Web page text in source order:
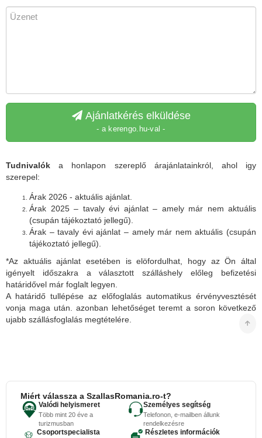
Ajánlatkérés elküldése
- a kerengo.hu-val -
Tudnivalók a honlapon szereplő árajánlatainkról, ahol igy
szerepel:
Árak 2026 - aktuális ajánlat.
Árak 2025 – tavaly évi ajánlat – amely már nem aktuális
(csupán tájékoztató jellegű).
Árak – tavaly évi ajánlat – amely már nem aktuális (csupán
tájékoztató jellegű).
*Az aktuális ajánlat esetében is elöfordulhat, hogy az Ön által
igényelt időszakra a választott szálláshely előleg befizetési
határidővel már foglalt legyen.
A határidő tullépése az előfoglalás automatikus érvényvesztését
vonja maga után. azonban lehetőséget teremt a soron következő
ujabb szállásfoglalás megtételére.
Miért válassza a SzallasRomania.ro-t?
Valódi helyismeret
Több mint 20 éve a
turizmusban
Személyes segítség
Telefonon, e-mailben állunk
rendelkezésre
Csoportspecialista Részletes információk